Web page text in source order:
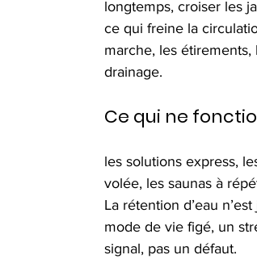
longtemps, croiser les
ce qui freine la
marche, les
drainage.
Ce qui ne
les solutions express,
volée, les saunas à
La rétention d’eau
mode de vie figé, un
signal, pas un défaut.